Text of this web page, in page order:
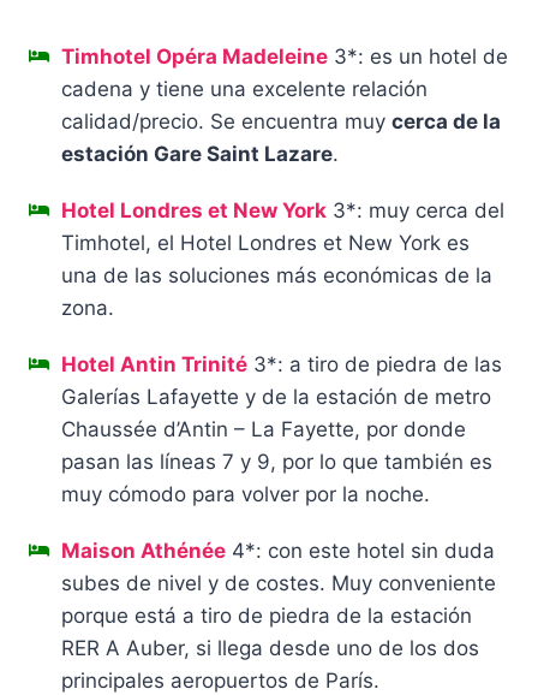
Timhotel Opéra Madeleine 3*: es un hotel de
cadena y tiene una excelente relación
calidad/precio. Se encuentra muy cerca de la
estación Gare Saint Lazare.
Hotel Londres et New York 3*: muy cerca del
Timhotel, el Hotel Londres et New York es
una de las soluciones más económicas de la
zona.
Hotel Antin Trinité 3*: a tiro de piedra de las
Galerías Lafayette y de la estación de metro
Chaussée d’Antin – La Fayette, por donde
pasan las líneas 7 y 9, por lo que también es
muy cómodo para volver por la noche.
Maison Athénée 4*: con este hotel sin duda
subes de nivel y de costes. Muy conveniente
porque está a tiro de piedra de la estación
RER A Auber, si llega desde uno de los dos
principales aeropuertos de París.